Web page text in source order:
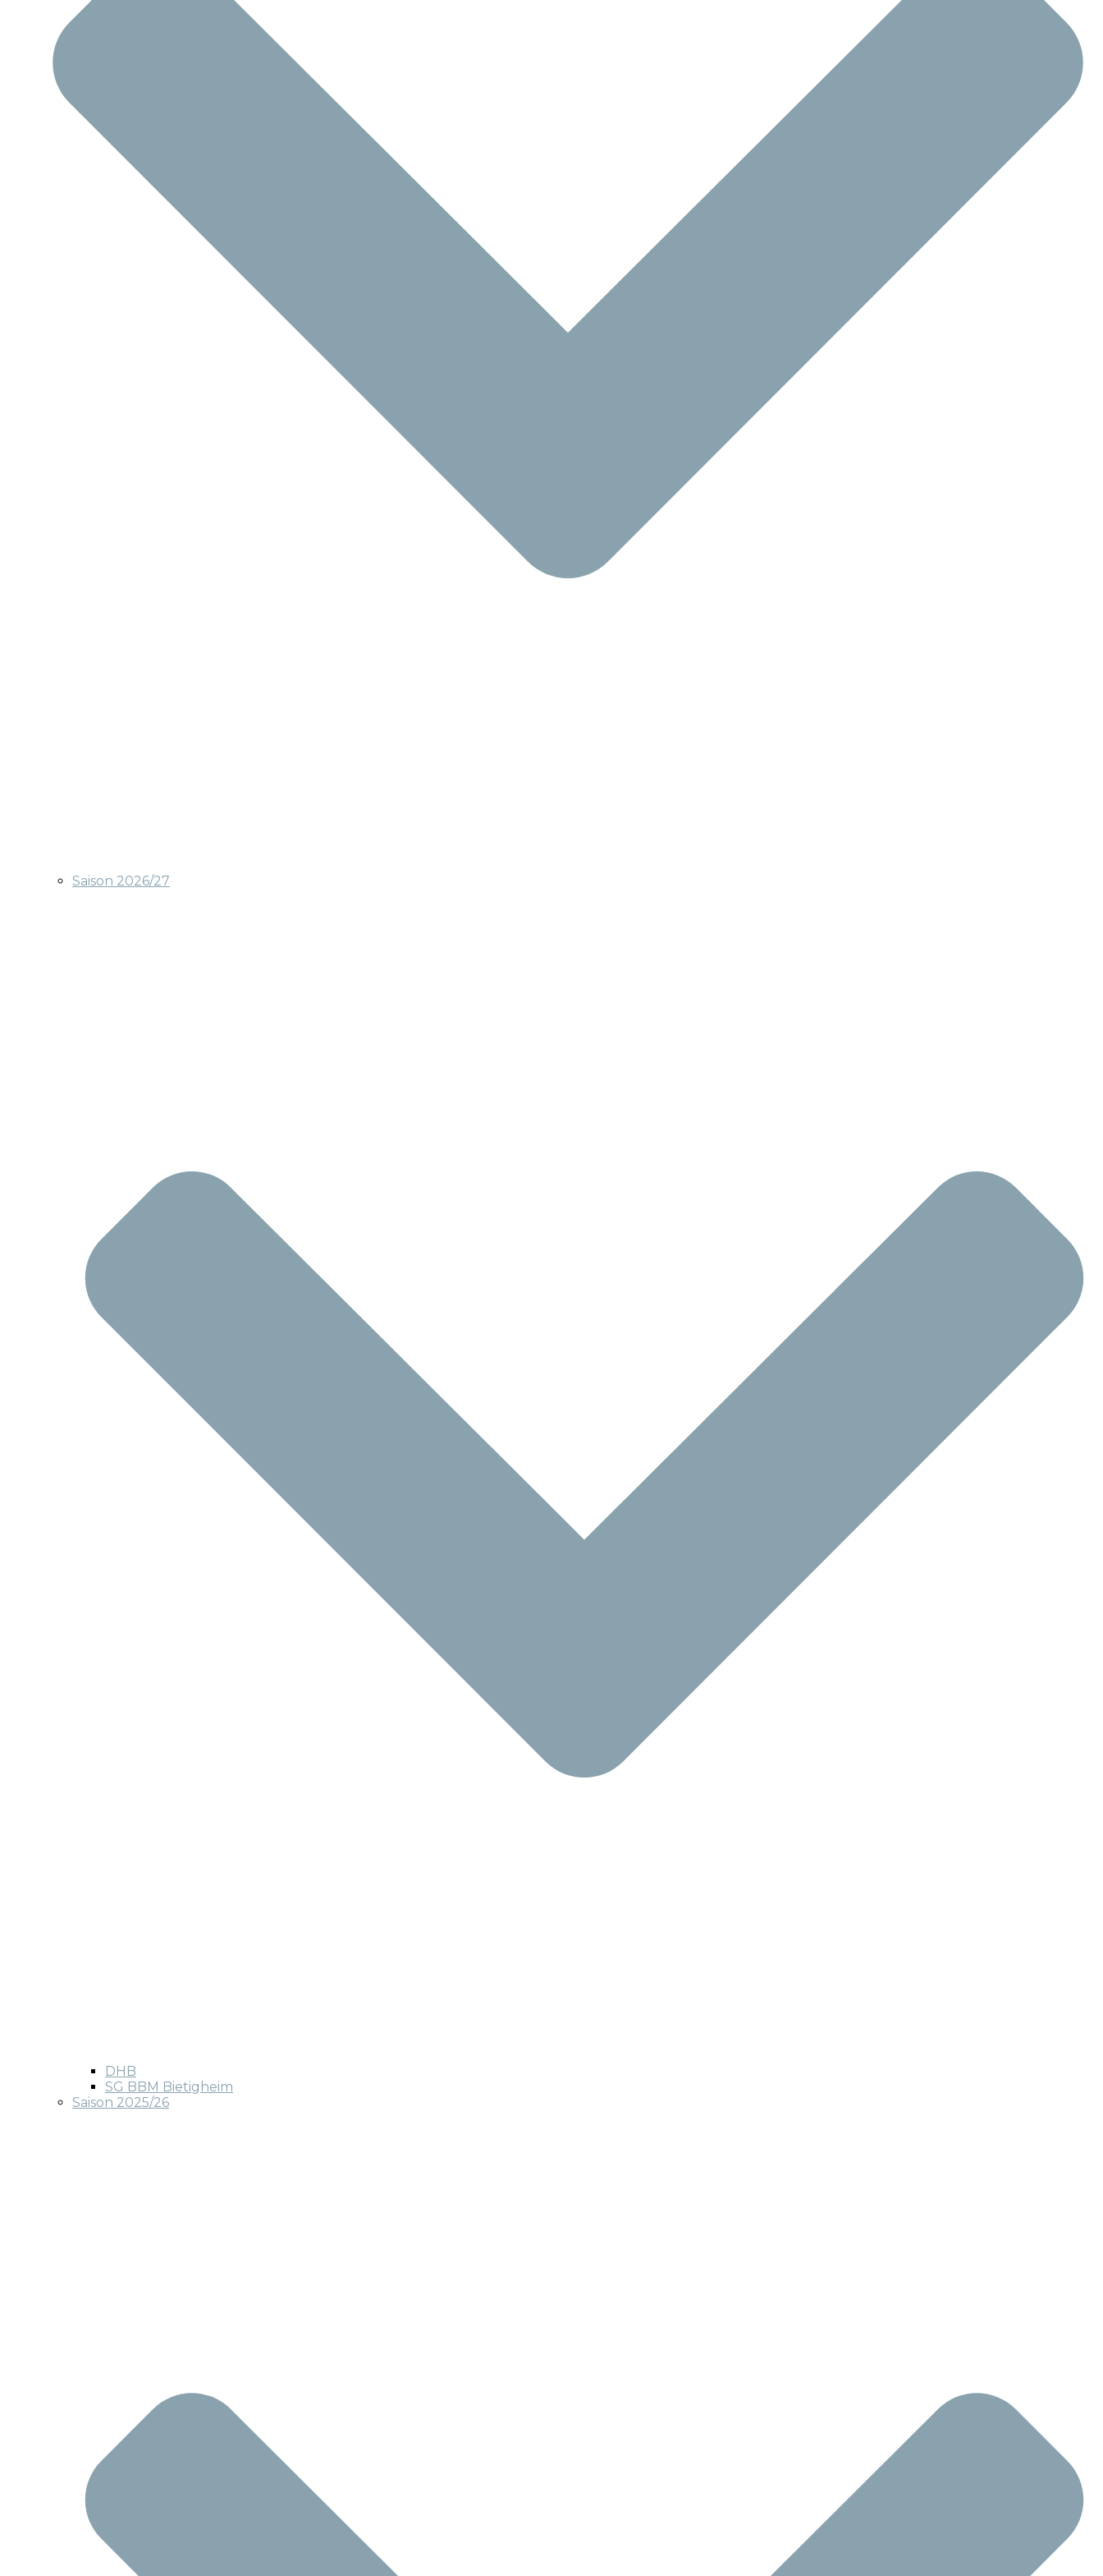
Saison 2026/27
DHB
SG BBM Bietigheim
Saison 2025/26